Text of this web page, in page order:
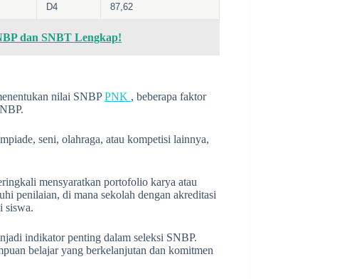
D4 87,62
dan SNBT Lengkap!
nilai SNBPPNK , beberapa faktor
seni, olahraga, atau kompetisi lainnya,
mensyaratkan portofolio karya atau
penilaian, di mana sekolah dengan akreditasi
siswa.
indikator penting dalam seleksi SNBP.
belajar yang berkelanjutan dan komitmen